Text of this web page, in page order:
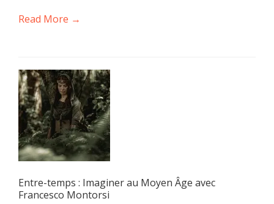
Read More →
Entre-temps : Imaginer au Moyen Âge avec
Francesco Montorsi